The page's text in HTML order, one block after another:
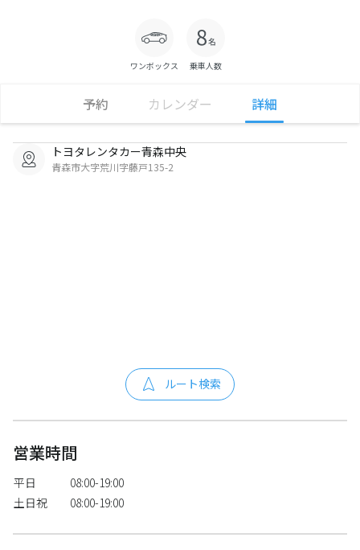
ワンボックス 乗車人数
予約 カレンダー 詳細
トヨタレンタカー青森中央
青森市大字荒川字藤戸135-2
ルート検索
営業時間
平日
08:00-19:00
土日祝
08:00-19:00